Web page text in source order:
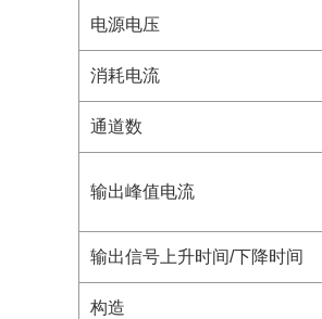
电源电压
消耗电流
通道数
输出峰值电流
输出信号上升时间/下降时间
构造